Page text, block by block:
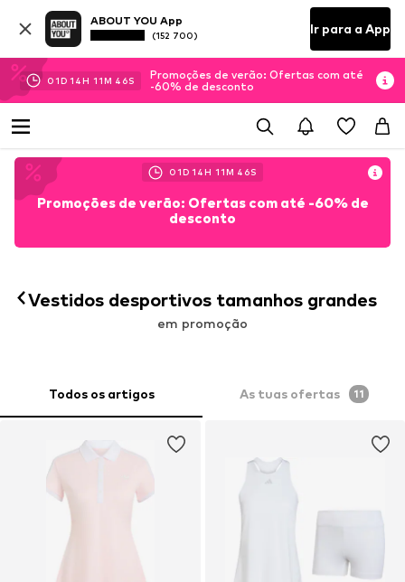
ABOUT YOU App
(152 700) Ir para a App
01D 14H 11M 45S
Promoções de verão: Ofertas com até
-60% de desconto
01D 14H 11M 45S
Promoções de verão: Ofertas com até -60% de
desconto
Vestidos desportivos tamanhos grandes
em promoção
Todos os artigos As tuas ofertas 11